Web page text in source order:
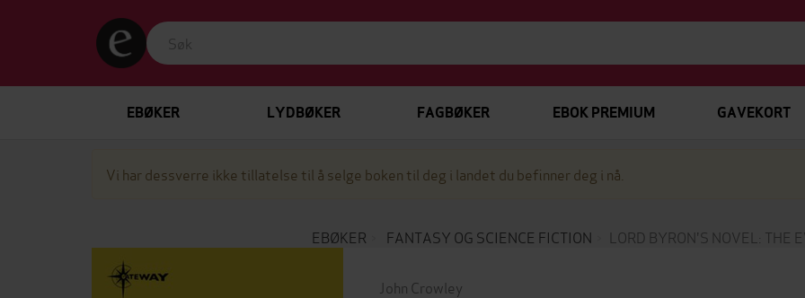
EBØKER LYDBØKER FAGBØKER EBOK PREMIUM GAVEKORT
Vi har dessverre ikke tillatelse til å selge boken til deg i landet du befinner deg i nå.
EBØKER FANTASY OG SCIENCE FICTION LORD BYRON'S NOVEL: THE
John Crowley